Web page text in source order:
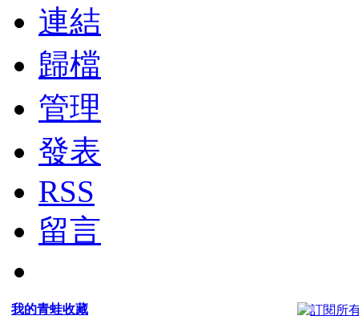
連結
歸檔
管理
發表
RSS
留言
我的青蛙收藏